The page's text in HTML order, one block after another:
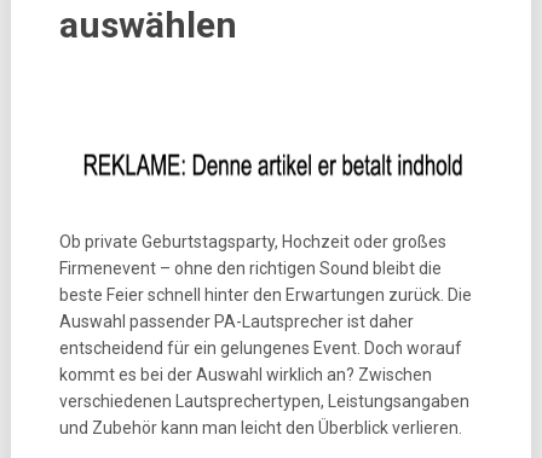
auswählen
Ob private Geburtstagsparty, Hochzeit oder großes
Firmenevent – ohne den richtigen Sound bleibt die
beste Feier schnell hinter den Erwartungen zurück. Die
Auswahl passender PA-Lautsprecher ist daher
entscheidend für ein gelungenes Event. Doch worauf
kommt es bei der Auswahl wirklich an? Zwischen
verschiedenen Lautsprechertypen, Leistungsangaben
und Zubehör kann man leicht den Überblick verlieren.